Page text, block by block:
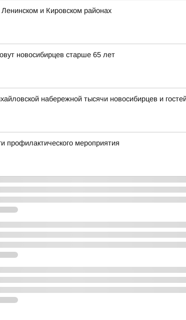
и Кировском районах
новосибирцев старше 65 лет
набережной тысячи новосибирцев и
профилактического мероприятия